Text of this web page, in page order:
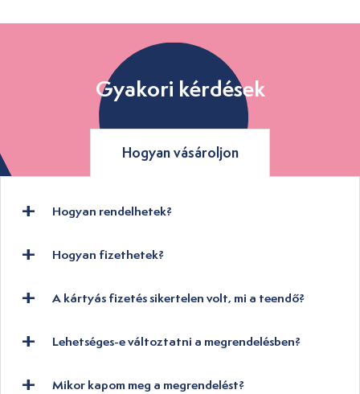
Gyakori kérdések
Hogyan vásároljon
Hogyan rendelhetek?
Hogyan fizethetek?
A kártyás fizetés sikertelen volt, mi a teendő?
Lehetséges-e változtatni a megrendelésben?
Mikor kapom meg a megrendelést?